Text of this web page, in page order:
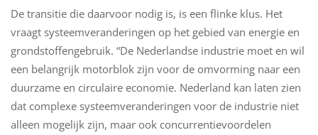
De transitie die daarvoor nodig is, is een flinke klus. Het
vraagt systeemveranderingen op het gebied van energie en
grondstoffengebruik. “De Nederlandse industrie moet en wil
een belangrijk motorblok zijn voor de omvorming naar een
duurzame en circulaire economie. Nederland kan laten zien
dat complexe systeemveranderingen voor de industrie niet
alleen mogelijk zijn, maar ook concurrentievoordelen